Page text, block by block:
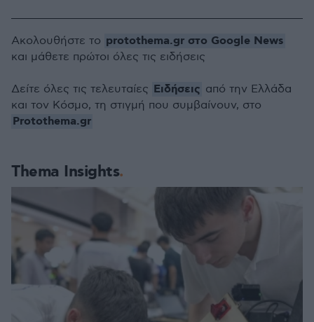
Thema Insights
Ακολουθήστε το protothema.gr στο Google News
και μάθετε πρώτοι όλες τις ειδήσεις
Δείτε όλες τις τελευταίες Ειδήσεις από την Ελλάδα
και τον Κόσμο, τη στιγμή που συμβαίνουν, στο
Protothema.gr